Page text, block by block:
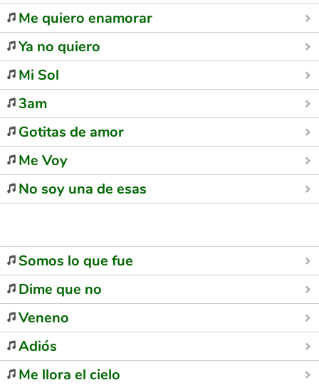
Me quiero enamorar
Ya no quiero
Mi Sol
3am
Gotitas de amor
Me Voy
No soy una de esas
Somos lo que fue
Dime que no
Veneno
Adiós
Me llora el cielo